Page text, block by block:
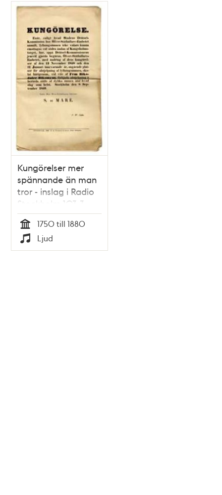
Kungörelser mer
spännande än man
tror - inslag i Radio
Stockholm 103,3
Tid
1750 till 1880
Typ
Ljud